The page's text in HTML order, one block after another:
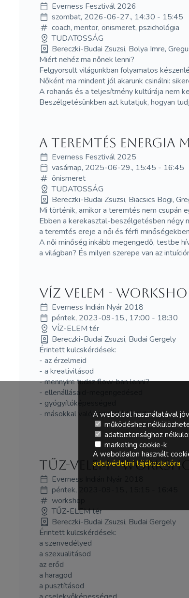
Everness Fesztivál 2026
szombat, 2026-06-27., 14:30 - 15:45
coach, mentor, önismeret, pszichológia
TUDATOSSÁG
Bereczki-Budai Zsuzsi, Bolya Imre,
Miért nehéz ma nőnek lenni?
Felgyorsult világunkban folyamatos
Nőként ma mindent jól akarunk csinálni:
A rohanás és a teljesítmény kultúrája nem
Beszélgetésünkben azt kutatjuk, hogyan
A teremtés energia
Everness Fesztivál 2025
vasárnap, 2025-06-29., 15:45 - 16:45
önismeret
TUDATOSSÁG
Bereczki-Budai Zsuzsi, Biacsics Bogi,
Mi történik, amikor a teremtés nem csupán
Ebben a kerekasztal-beszélgetésben négy
a teremtés ereje a női és férfi
A női minőség inkább megengedő, testbe
a világban? És milyen szerepe van az
Víz VElem -
Everness Indián Nyár 2018
péntek, 2023-09-15., 17:00 - 18:30
VÍZ-ELEM tér
Bereczki-Budai Zsuzsi, Budai Gergely
Érintett kulcskérdések:
- az érzelmeid
- a kreativitásod
- mennyire tudsz flow-ban lenni?
- ellenállásaid-megengedésed
- gyógyítóképességed
- másokkal való kapcsolódásaid
Tűz-VElem -
Everness Indián Nyár 2018
péntek, 2023-09-15., 15:15 - 16:45
workshop
TŰZ-ELEM tér
Bereczki-Budai Zsuzsi, Budai Gergely
Érintett kulcskérdések:
a szenvedélyed
a szexualitásod
az erőd
a haragod
a pusztításod
A weboldal használatával
működéshez
adatbiztonsághoz
marketing cookie-k
A weboldalon használt
adatvédelmi tájékoztatóra.